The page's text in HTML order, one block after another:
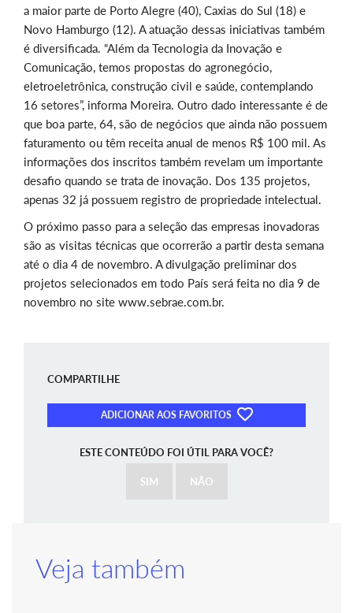
a maior parte de Porto Alegre (40), Caxias do Sul (18) e
Novo Hamburgo (12). A atuação dessas iniciativas também
é diversificada. “Além da Tecnologia da Inovação e
Comunicação, temos propostas do agronegócio,
eletroeletrônica, construção civil e saúde, contemplando
16 setores”, informa Moreira. Outro dado interessante é de
que boa parte, 64, são de negócios que ainda não possuem
faturamento ou têm receita anual de menos R$ 100 mil. As
informações dos inscritos também revelam um importante
desafio quando se trata de inovação. Dos 135 projetos,
apenas 32 já possuem registro de propriedade intelectual.
O próximo passo para a seleção das empresas inovadoras
são as visitas técnicas que ocorrerão a partir desta semana
até o dia 4 de novembro. A divulgação preliminar dos
projetos selecionados em todo País será feita no dia 9 de
novembro no site www.sebrae.com.br.
COMPARTILHE
ADICIONAR AOS FAVORITOS
ESTE CONTEÚDO FOI ÚTIL PARA VOCÊ?
SIM NÃO
Veja também